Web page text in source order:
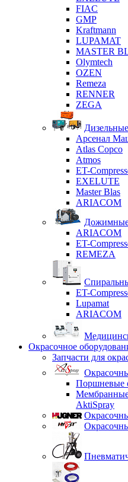
FIAC
GMP
Kraftmann
LUPAMAT
MASTER
Olymtech
OZEN
Remeza
RENNER
ZEGA
Арсенал
Atlas Copco
Atmos
ET-
EXELUTE
Master Blas
ARIACOM
Дожимные
ARIACOM
ET-
REMEZA
ET-
Lupamat
ARIACOM
Окрасочное
Запчасти для
Поршневые
AktiSpray